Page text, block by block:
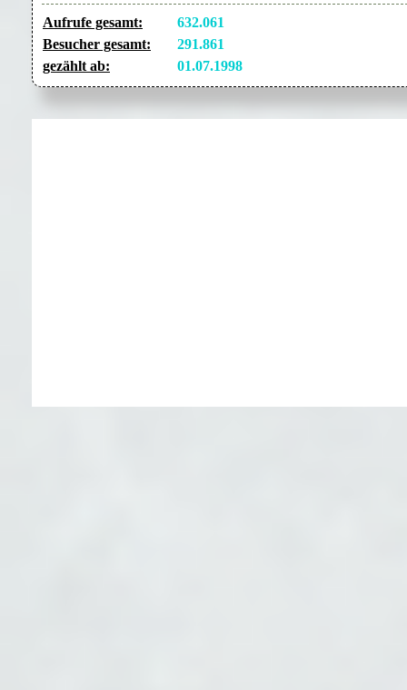
Aufrufe gesamt:
632.061
Besucher gesamt:
291.861
gezählt ab:
01.07.1998